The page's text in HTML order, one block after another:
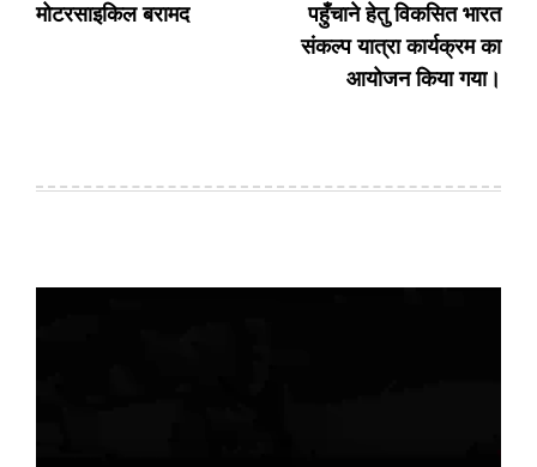
मोटरसाइकिल बरामद
पहुँचाने हेतु विकसित भारत
संकल्प यात्रा कार्यक्रम का
आयोजन किया गया।